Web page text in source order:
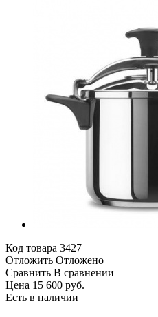
Код товара 3427
Отложить Отложено
Сравнить В сравнении
Цена 15 600 руб.
Есть в наличии